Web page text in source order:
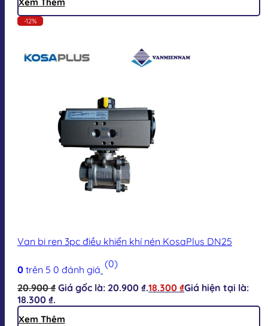
Xem Thêm
-12%
Van bi ren 3pc điều khiển khí nén KosaPlus DN25
0 trên 5 0 đánh giá (0)
20.900₫ Giá gốc là: 20.900 ₫.18.300 ₫Giá hiện tại là:
18.300 ₫.
Xem Thêm